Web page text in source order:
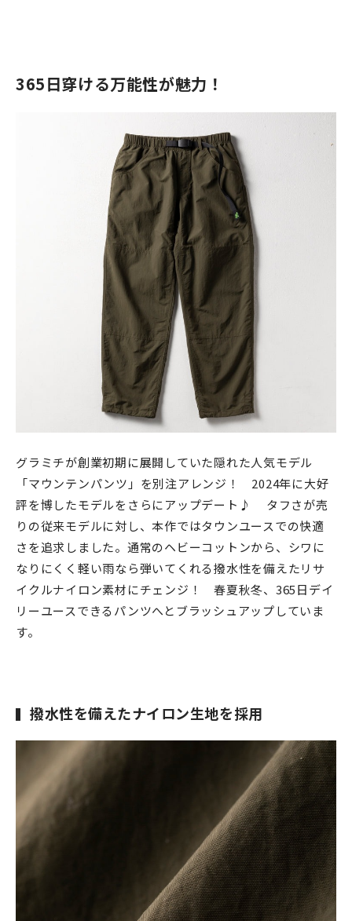
365日穿ける万能性が魅力！
グラミチが創業初期に展開していた隠れた人気モデル
「マウンテンパンツ」を別注アレンジ！ 2024年に大好
評を博したモデルをさらにアップデート♪ タフさが売
りの従来モデルに対し、本作ではタウンユースでの快適
さを追求しました。 通常のヘビーコットンから、シワに
なりにくく軽い雨なら弾いてくれる撥水性を備えたリサ
イクルナイロン素材にチェンジ！ 春夏秋冬、365日デイ
リーユースできるパンツへとブラッシュアップしていま
す。
撥水性を備えたナイロン生地を採用